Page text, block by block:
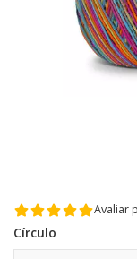
Avaliar
Círculo